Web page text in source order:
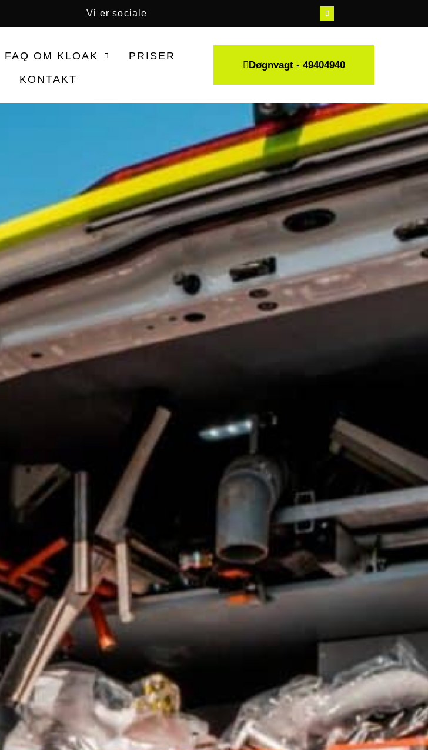
Vi er sociale
FAQ OM KLOAK
PRISER
KONTAKT
Døgnvagt - 49404940